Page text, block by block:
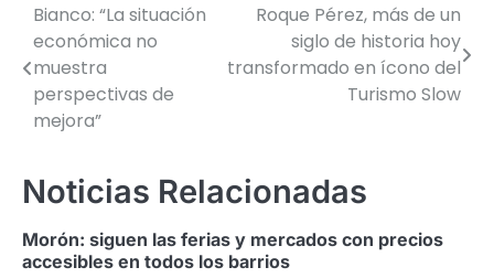
Navegación
de
entradas
Bianco: “La situación
económica no
muestra
perspectivas de
mejora”
Roque Pérez, más de un
siglo de historia hoy
transformado en ícono del
Turismo Slow
Noticias Relacionadas
Morón: siguen las ferias y mercados con precios
accesibles en todos los barrios